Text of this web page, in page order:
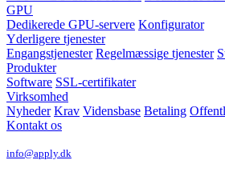
GPU
Dedikerede GPU-servere Konfigurator
Yderligere tjenester
Engangstjenester Regelmæssige tjenester
Produkter
Software SSL-certifikater
Virksomhed
Nyheder Krav Vidensbase Betaling
Kontakt os
info@apply.dk